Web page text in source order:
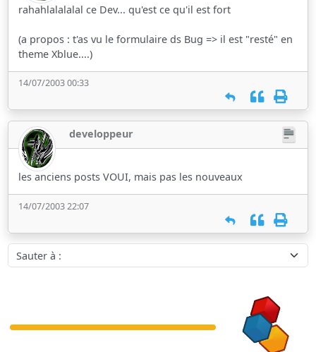
rahahlalalalal ce Dev... qu'est ce qu'il est fort
(a propos : t'as vu le formulaire ds Bug => il est "resté" en
theme Xblue....)
14/07/2003 00:33
developpeur
les anciens posts VOUI, mais pas les nouveaux
14/07/2003 22:07
Sauter à :